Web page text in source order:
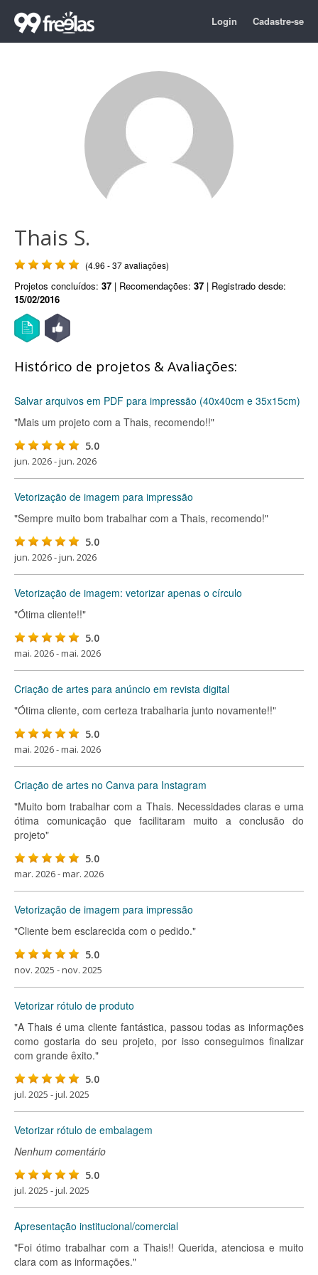
Login Cadastre-se
Thais S.
(4.96 - 37 avaliações)
Projetos concluídos: 37 | Recomendações: 37 | Registrado desde:
15/02/2016
Histórico de projetos & Avaliações:
Salvar arquivos em PDF para impressão (40x40cm e 35x15cm)
"Mais um projeto com a Thais, recomendo!!"
5.0
jun. 2026 - jun. 2026
Vetorização de imagem para impressão
"Sempre muito bom trabalhar com a Thais, recomendo!"
5.0
jun. 2026 - jun. 2026
Vetorização de imagem: vetorizar apenas o círculo
"Ótima cliente!!"
5.0
mai. 2026 - mai. 2026
Criação de artes para anúncio em revista digital
"Ótima cliente, com certeza trabalharia junto novamente!!"
5.0
mai. 2026 - mai. 2026
Criação de artes no Canva para Instagram
"Muito bom trabalhar com a Thais. Necessidades claras e uma
ótima comunicação que facilitaram muito a conclusão do
projeto"
5.0
mar. 2026 - mar. 2026
Vetorização de imagem para impressão
"Cliente bem esclarecida com o pedido."
5.0
nov. 2025 - nov. 2025
Vetorizar rótulo de produto
"A Thais é uma cliente fantástica, passou todas as informações
como gostaria do seu projeto, por isso conseguimos finalizar
com grande êxito."
5.0
jul. 2025 - jul. 2025
Vetorizar rótulo de embalagem
Nenhum comentário
5.0
jul. 2025 - jul. 2025
Apresentação institucional/comercial
"Foi ótimo trabalhar com a Thais!! Querida, atenciosa e muito
clara com as informações."